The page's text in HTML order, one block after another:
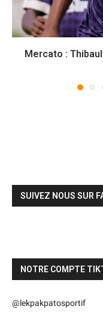
Mercato :
SUIVEZ NOUS SUR
NOTRE COMPTE
@lekpakpatosportif